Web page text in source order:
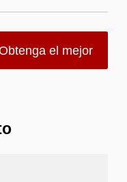
el mejor